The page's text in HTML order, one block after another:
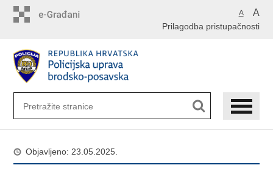
A A
Prilagodba pristupačnosti
Objavljeno: 23.05.2025.